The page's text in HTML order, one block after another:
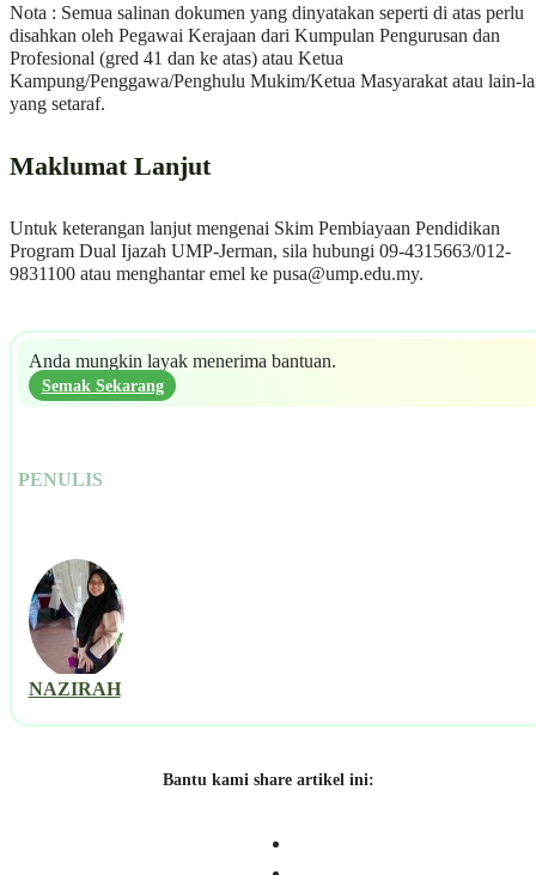
Nota : Semua salinan dokumen yang dinyatakan seperti di atas perlu
disahkan oleh Pegawai Kerajaan dari Kumpulan Pengurusan dan
Profesional (gred 41 dan ke atas) atau Ketua
Kampung/Penggawa/Penghulu Mukim/Ketua Masyarakat atau lain-
yang setaraf.
Maklumat Lanjut
Untuk keterangan lanjut mengenai Skim Pembiayaan Pendidikan
Program Dual Ijazah UMP-Jerman, sila hubungi 09-4315663/012-
9831100 atau menghantar emel ke pusa@ump.edu.my.
Anda mungkin layak menerima bantuan.
Semak Sekarang
PENULIS
NAZIRAH
Bantu kami share artikel ini: